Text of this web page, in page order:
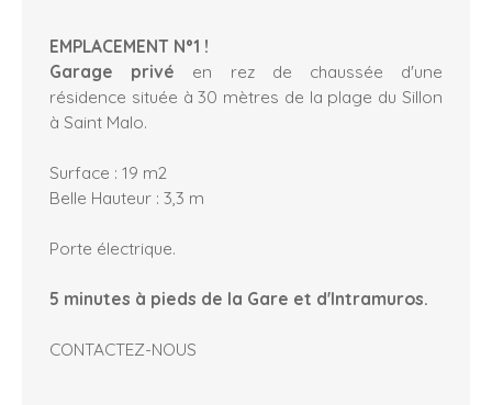
EMPLACEMENT N°1 !
Garage privé en rez de chaussée d'une
résidence située à 30 mètres de la plage du Sillon
à Saint Malo.
Surface : 19 m2
Belle Hauteur : 3,3 m
Porte électrique.
5 minutes à pieds de la Gare et d'Intramuros.
CONTACTEZ-NOUS